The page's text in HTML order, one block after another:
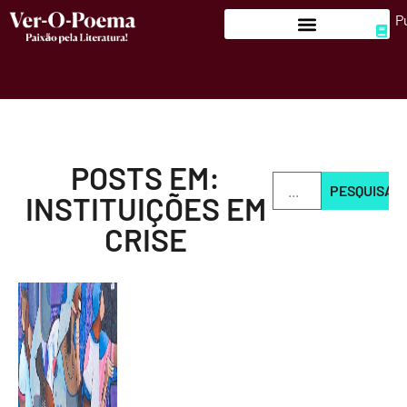
POSTS EM:
INSTITUIÇÕES EM
CRISE
PESQUISAR